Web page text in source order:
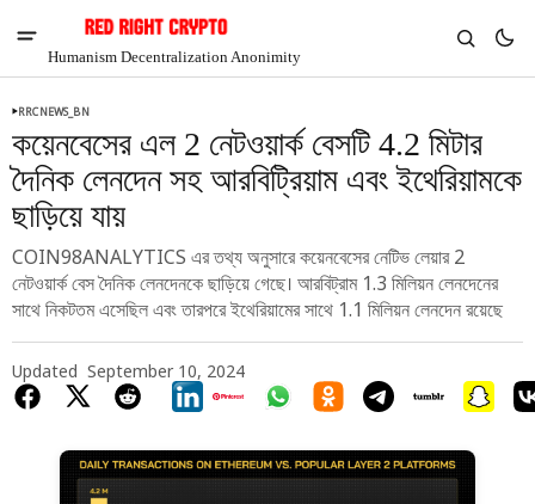
Humanism Decentralization Anonimity
$1.34
RRCNEWS_BN
কয়েনবেসের এল 2 নেটওয়ার্ক বেসটি 4.2 মিটার
দৈনিক লেনদেন সহ আরবিট্রিয়াম এবং ইথেরিয়ামকে
ছাড়িয়ে যায়
COIN98ANALYTICS এর তথ্য অনুসারে কয়েনবেসের নেটিভ লেয়ার 2
নেটওয়ার্ক বেস দৈনিক লেনদেনকে ছাড়িয়ে গেছে। আরবিট্রাম 1.3 মিলিয়ন লেনদেনের
সাথে নিকটতম এসেছিল এবং তারপরে ইথেরিয়ামের সাথে 1.1 মিলিয়ন লেনদেন রয়েছে
Updated September 10, 2024